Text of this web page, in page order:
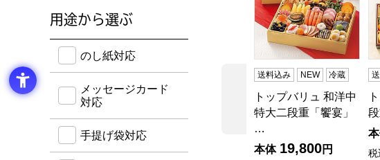
前の商品
送料込み NEW 冷蔵
トップバリュ 和洋中
特大二段重「饗宴」
…
本体 19,800円 税
用途から選ぶ
のし紙・メッセージカード・手提げ袋に対応している商品から絞
のし紙対応
メッセージカード
対応
手提げ袋対応